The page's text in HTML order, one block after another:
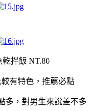
乾拌飯 NT.80
有特色，推薦必點
多，對男生來說差不多